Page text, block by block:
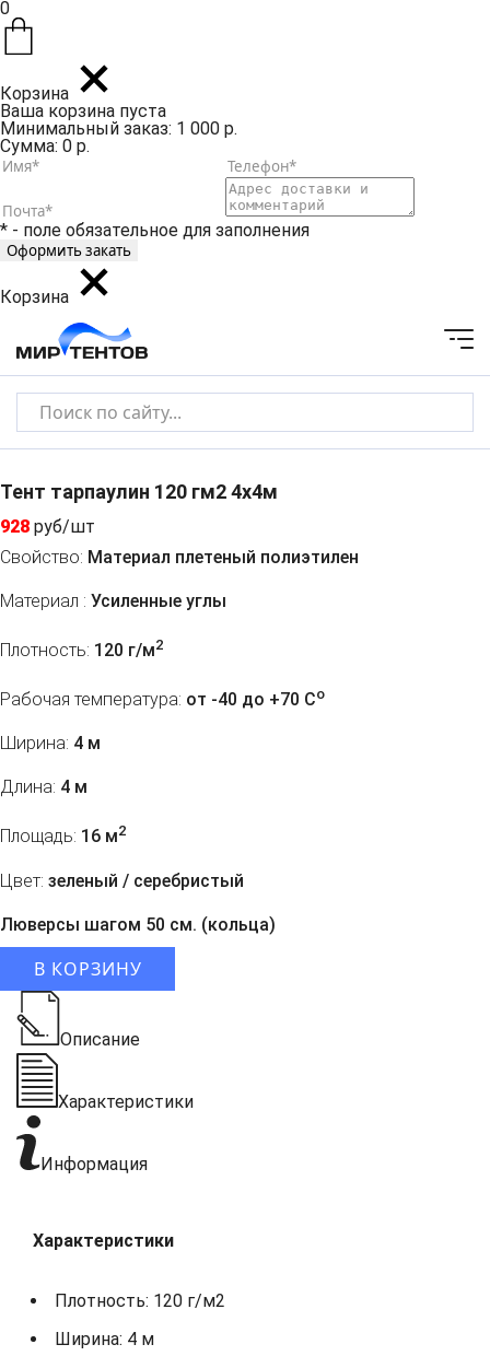
0
Корзина
Ваша корзина пуста
Минимальный заказ: 1 000 р.
Сумма: 0 р.
* - поле обязательное для заполнения
Корзина
Тент тарпаулин 120 гм2 4x4м
928 руб/шт
Свойство: Материал плетеный полиэтилен
Материал : Усиленные углы
Плотность: 120 г/м2
Рабочая температура: от -40 до +70 Co
Ширина: 4 м
Длина: 4 м
Площадь: 16 м2
Цвет: зеленый / серебристый
Люверсы шагом 50 см. (кольца)
В КОРЗИНУ
Описание
Характеристики
Информация
Характеристики
Плотность: 120 г/м2
Ширина: 4 м